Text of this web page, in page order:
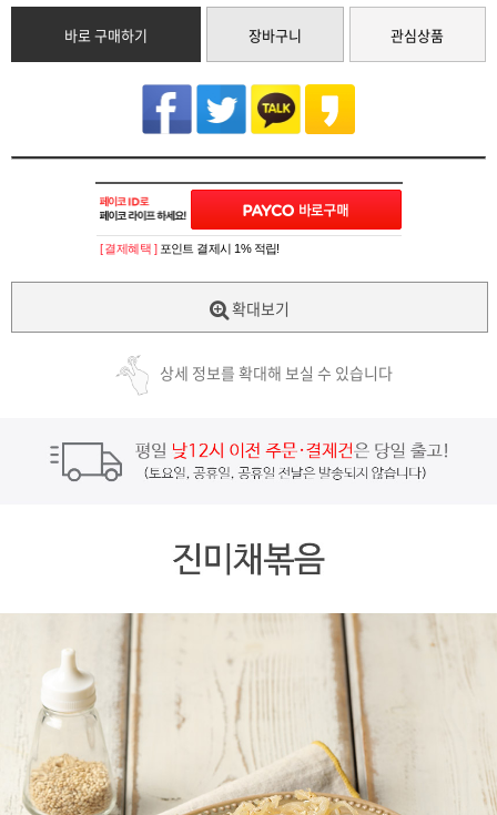
바로 구매하기 장바구니 관심상품
페이코 ID로
PAYCO 바로
[ 결제혜택 ] 포인트 결제시 1% 적립!
확대보기
상세 정보를 확대해 보실 수 있습니다